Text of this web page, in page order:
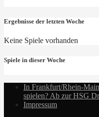
Ergebnisse der letzten Woche
Keine Spiele vorhanden
Spiele in dieser Woche
In Frankfurt/Rhein-
spielen? Ab zur HSG
Impressum